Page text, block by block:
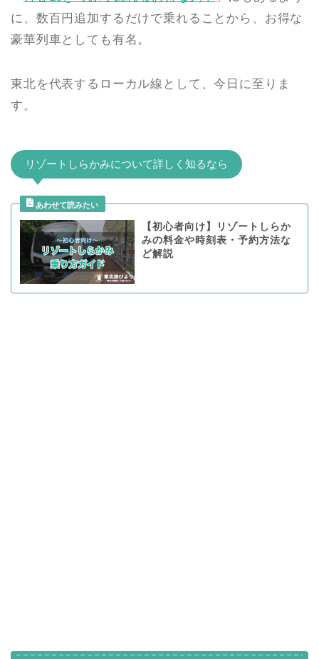
に、数百円追加するだけで乗れることから、お得な
豪華列車としても有名。
東北を代表するローカル線として、今日に至りま
す。
リゾートしらかみについて詳しく知るなら
【初心者向け】リゾートしらか
みの料金や時刻表・予約方法な
ど解説